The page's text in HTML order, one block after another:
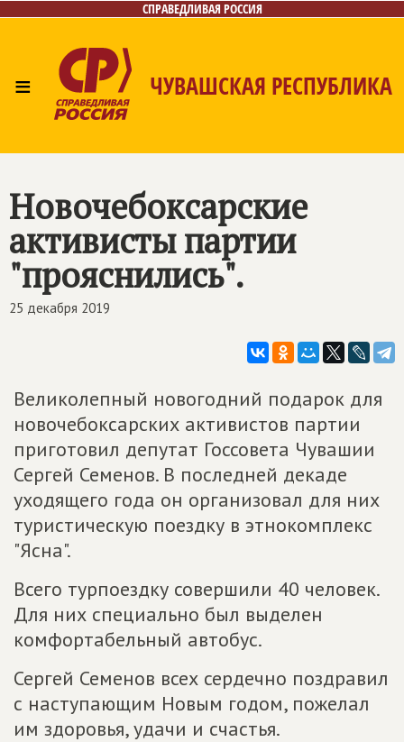
СПРАВЕДЛИВАЯ РОССИЯ
≡ ЧУВАШСКАЯ РЕСПУБЛИКА
Новочебоксарские
активисты партии
"прояснились".
25 декабря 2019
Великолепный новогодний подарок для
новочебоксарских активистов партии
приготовил депутат Госсовета Чувашии
Сергей Семенов. В последней декаде
уходящего года он организовал для них
туристическую поездку в этнокомплекс
"Ясна".
Всего турпоездку совершили 40 человек.
Для них специально был выделен
комфортабельный автобус.
Сергей Семенов всех сердечно поздравил
с наступающим Новым годом, пожелал
им здоровья, удачи и счастья.